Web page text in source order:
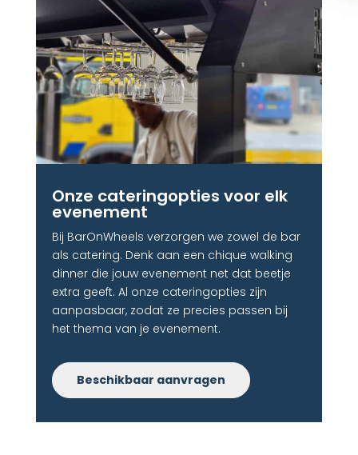
Onze cateringopties voor elk
evenement
Bij BarOnWheels verzorgen we zowel de bar
als catering. Denk aan een chique walking
dinner die jouw evenement net dat beetje
extra geeft. Al onze cateringopties zijn
aanpasbaar, zodat ze precies passen bij
het thema van je evenement.
Beschikbaar aanvragen